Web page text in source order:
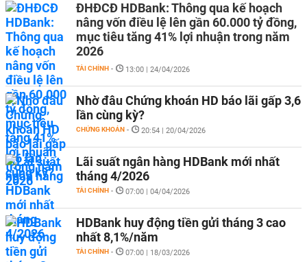
ĐHĐCĐ HDBank: Thông qua kế hoạch
nâng vốn điều lệ lên gần 60.000 tỷ đồng,
mục tiêu tăng 41% lợi nhuận trong năm
2026
TÀI CHÍNH - 13:00 | 24/04/2026
Nhờ đâu Chứng khoán HD báo lãi gấp 3,6
lần cùng kỳ?
CHỨNG KHOÁN - 20:54 | 20/04/2026
Lãi suất ngân hàng HDBank mới nhất
tháng 4/2026
TÀI CHÍNH - 07:00 | 04/04/2026
HDBank huy động tiền gửi tháng 3 cao
nhất 8,1%/năm
TÀI CHÍNH - 07:00 | 18/03/2026